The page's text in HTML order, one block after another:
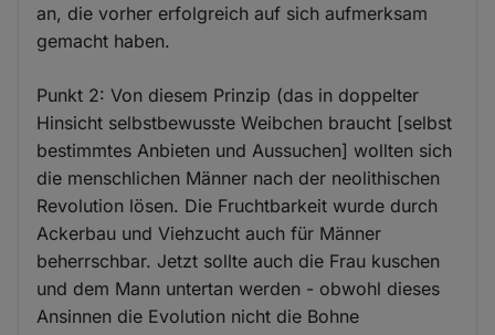
an, die vorher erfolgreich auf sich aufmerksam
gemacht haben.
Punkt 2: Von diesem Prinzip (das in doppelter
Hinsicht selbstbewusste Weibchen braucht [selbst
bestimmtes Anbieten und Aussuchen] wollten sich
die menschlichen Männer nach der neolithischen
Revolution lösen. Die Fruchtbarkeit wurde durch
Ackerbau und Viehzucht auch für Männer
beherrschbar. Jetzt sollte auch die Frau kuschen
und dem Mann untertan werden - obwohl dieses
Ansinnen die Evolution nicht die Bohne